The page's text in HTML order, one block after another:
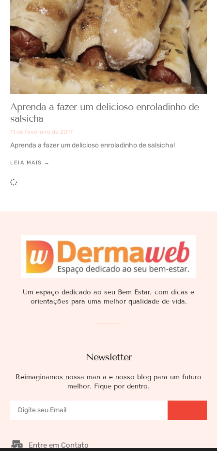
Aprenda a fazer um delicioso enroladinho de
salsicha
11 de fevereiro de 2017
Aprenda a fazer um delicioso enroladinho de salsicha!
LEIA MAIS →
Newsletter
Reimaginamos nossa marca e nosso blog para um futuro
melhor. Fique por dentro.
Um espaço dedicado ao seu Bem Estar, com dicas e
orientações para uma melhor qualidade de vida.
Entre em Contato